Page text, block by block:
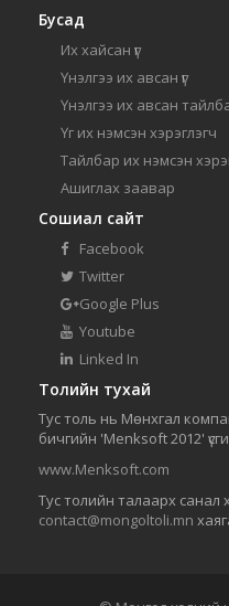
Бусад
Их хайсан үг
Үнэлгээ их авсан үг
Үнэлгээ их авсан
Үг их нэмсэн хэрэглэгч
Тайлбар их нэмсэн
Ашиглах заавар
Сошиал сайт
Facebook
Twitter
Google Plus
Youtube
Linked In
Толийн тухай
Тус толь нь Мөнхгал
бичгийн 'Menksoft 2012'
www.Menksoft.com
Тус толийн талаарх санал
contact@mongoltoli.mn